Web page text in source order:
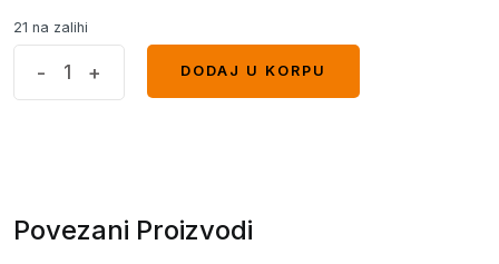
21 na zalihi
Pro
- +
DODAJ U KORPU
Povezani Proizvodi